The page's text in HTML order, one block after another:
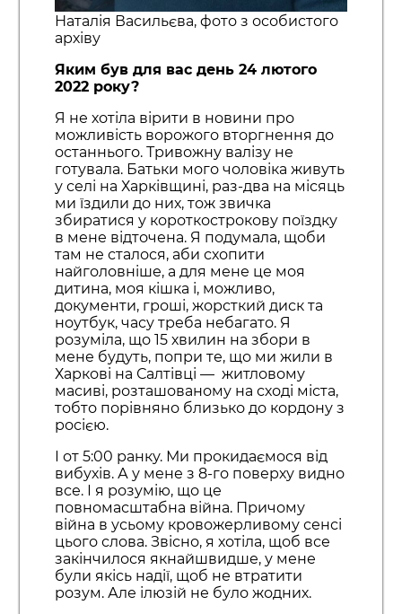
Наталія Васильєва, фото з особистого
архіву
Яким був для вас день 24 лютого
2022 року?
Я не хотіла вірити в новини про
можливість ворожого вторгнення до
останнього. Тривожну валізу не
готувала. Батьки мого чоловіка живуть
у селі на Харківщині, раз-два на місяць
ми їздили до них, тож звичка
збиратися у короткострокову поїздку
в мене відточена. Я подумала, щоби
там не сталося, аби схопити
найголовніше, а для мене це моя
дитина, моя кішка і, можливо,
документи, гроші, жорсткий диск та
ноутбук, часу треба небагато. Я
розуміла, що 15 хвилин на збори в
мене будуть, попри те, що ми жили в
Харкові на Салтівці — житловому
масиві, розташованому на сході міста,
тобто порівняно близько до кордону з
росією.
І от 5:00 ранку. Ми прокидаємося від
вибухів. А у мене з 8-го поверху видно
все. І я розумію, що це
повномасштабна війна. Причому
війна в усьому кровожерливому сенсі
цього слова. Звісно, я хотіла, щоб все
закінчилося якнайшвидше, у мене
були якісь надії, щоб не втратити
розум. Але ілюзій не було жодних.